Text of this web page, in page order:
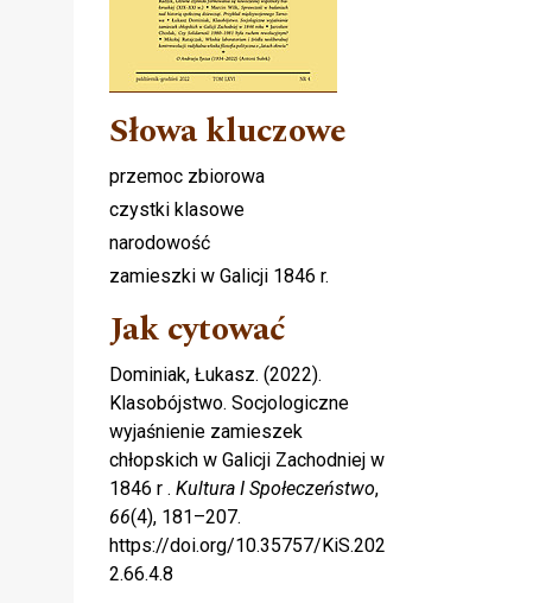
Słowa kluczowe
przemoc zbiorowa
czystki klasowe
narodowość
zamieszki w Galicji 1846 r.
Jak cytować
Dominiak, Łukasz. (2022).
Klasobójstwo. Socjologiczne
wyjaśnienie zamieszek
chłopskich w Galicji Zachodniej w
1846 r . Kultura I Społeczeństwo,
66(4), 181–207.
https://doi.org/10.35757/KiS.202
2.66.4.8